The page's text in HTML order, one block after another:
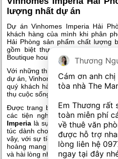
lượng nhất dự án
Dự án Vinhomes Imperia Hải
khách hàng của mình khi phân
Hải Phòng sản phẩm chất lượng
gồm biệt thự đơn lập, biệt thự
Boutique house.
Với những thiết kế ấn tượng mang
dự án, Vinhomes Imperia Hải
quý khách hàng của mình. Đó là
thụ cuộc sống theo phong cách
Được trang bị những sản phẩm
các tiện nghi đẳng cấp trong
Imperia là sự mô phỏng thành
túc dành cho quý khách hàng
vậy, với sự tích hợp và xuất hiện
hoàng mang tới quý khách hàng
và hài lòng nhất.
Thương
Cám ơn anh
tòa nhà The
Em Thương rất
toàn miễn phí
về thuê văn
được hỗ trợ
lòng liên hệ
ngay tại đây